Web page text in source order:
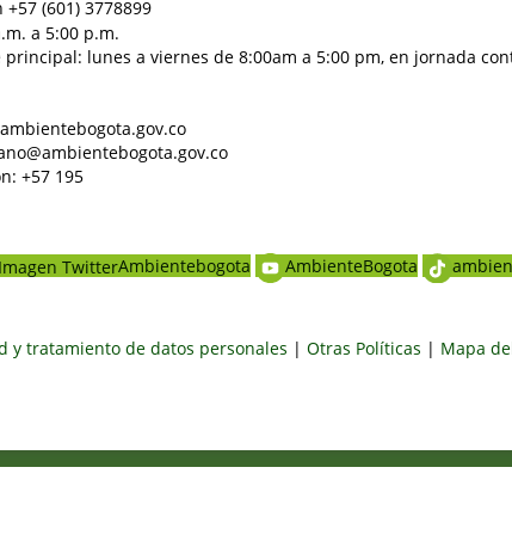
(601) 3778899
a 5:00 p.m.
lunes a viernes de 8:00am a 5:00 pm, en jornada
+57 195
Ambientebogota AmbienteBogota
y tratamiento de datos personales | Otras Políticas | Mapa